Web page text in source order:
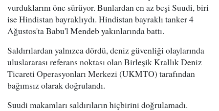
vurduklarını öne sürüyor. Bunlardan en az beşi Suudi, biri
ise Hindistan bayraklıydı. Hindistan bayraklı tanker 4
Ağustos'ta Babu'l Mendeb yakınlarında battı.
Saldırılardan yalnızca dördü, deniz güvenliği olaylarında
uluslararası referans noktası olan Birleşik Krallık Deniz
Ticareti Operasyonları Merkezi (UKMTO) tarafından
bağımsız olarak doğrulandı.
Suudi makamları saldırıların hiçbirini doğrulamadı.